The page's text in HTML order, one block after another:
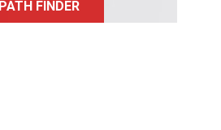
PATH FINDER